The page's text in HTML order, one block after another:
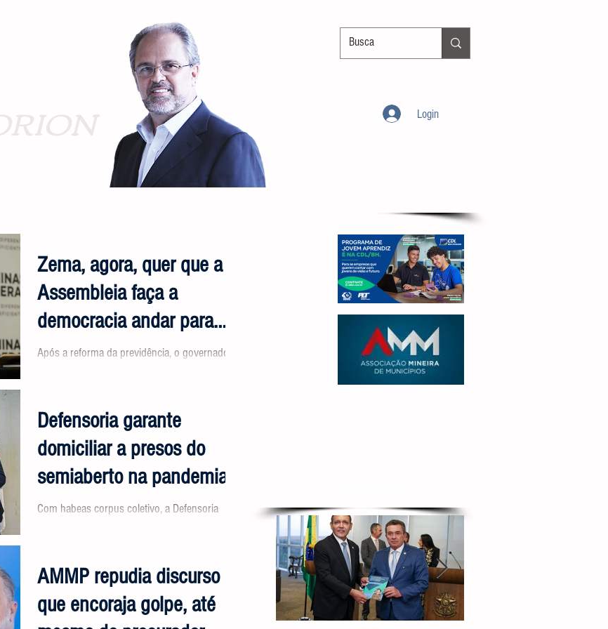
Login
Zema, agora, quer que a
Assembleia faça a
democracia andar para
trás
Após a reforma da previdência, o governador
ele...
Defensoria garante
domiciliar a presos do
semiaberto na pandemia
Com habeas corpus coletivo, a Defensoria
duas...
AMMP repudia discurso
que encoraja golpe, até